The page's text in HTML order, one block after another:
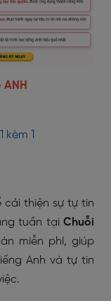
ANH
kèm 1
thiện sự tự tin
tuần tại Chuỗi
miễn phí, giúp
Anh và tự tin